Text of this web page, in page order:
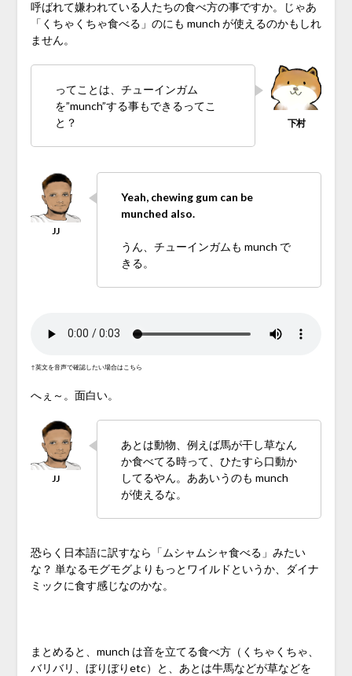
呼ばれて嫌われている人たちの食べ方の事ですか。じゃあ
「くちゃくちゃ食べる」のにも munch が使えるのかもしれ
ません。
ってことは、チューインガム
を”munch”する事もできるってこ
と？
Yeah, chewing gum can be
munched also.
うん、チューインガムも munch で
きる。
↑英文を音声で確認したい場合はこちら
へぇ～。面白い。
あとは動物、例えば馬が干し草なん
か食べてる時って、ひたすら口動か
してるやん。ああいうのも munch
が使えるな。
恐らく日本語に訳すなら「ムシャムシャ食べる」みたい
な？ 単なるモグモグよりもっとワイルドというか、ダイナ
ミックに食す感じなのかな。
まとめると、munch は音を立てる食べ方（くちゃくちゃ、
バリバリ、ぼりぼりetc）と、あとは牛馬などが草などを